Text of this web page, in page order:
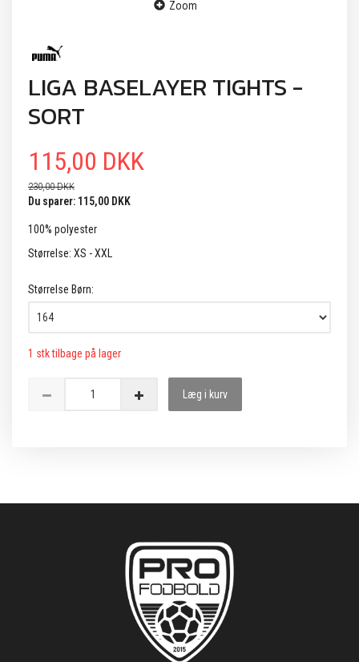
Zoom
LIGA BASELAYER TIGHTS -
SORT
115,00 DKK
230,00 DKK
Du sparer: 115,00 DKK
100% polyester
Størrelse: XS - XXL
Størrelse Børn:
1 stk tilbage på lager
Læg i kurv